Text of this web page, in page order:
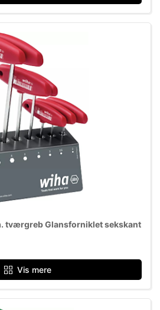
tværgreb Glansforniklet sekskant
Vis mere